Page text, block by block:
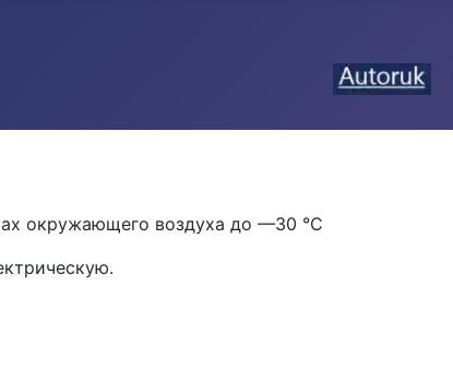
окружающего воздуха до —30 °С